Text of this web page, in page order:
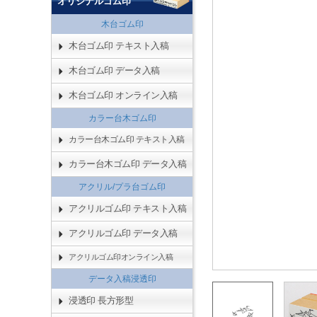
木台ゴム印
木台ゴム印 テキスト入稿
木台ゴム印 データ入稿
木台ゴム印 オンライン入稿
カラー台木ゴム印
カラー台木ゴム印 テキスト入稿
カラー台木ゴム印 データ入稿
アクリル/プラ台ゴム印
アクリルゴム印 テキスト入稿
アクリルゴム印 データ入稿
アクリルゴム印オンライン入稿
データ入稿浸透印
浸透印 長方形型